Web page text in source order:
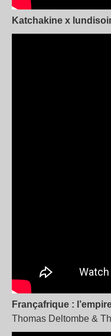
Katchakine x
Françafrique :
Thomas Deltombe &